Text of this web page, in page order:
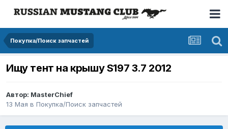
Покупка/Поиск запчастей
Ищу тент на крышу S197 3.7 2012
Автор: MasterChief
13 Мая в Покупка/Поиск запчастей